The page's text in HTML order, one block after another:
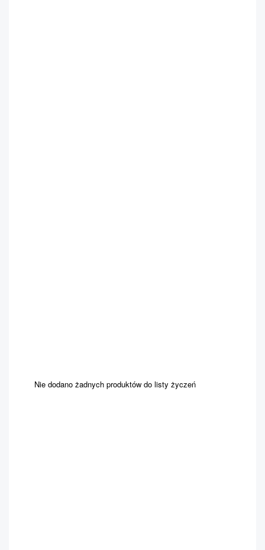
Nie dodano żadnych produktów do listy życzeń